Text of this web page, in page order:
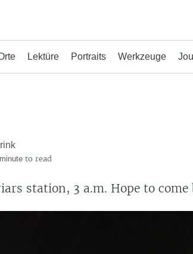
Lektüre Portraits Werkzeuge
to read
station, 3 a.m. Hope to come